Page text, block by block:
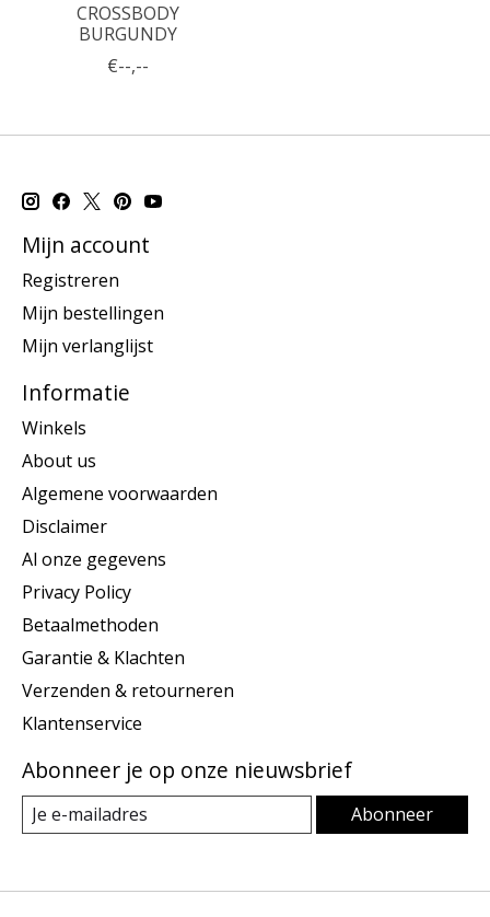
CROSSBODY
BURGUNDY
€--,--
Mijn account
Registreren
Mijn bestellingen
Mijn verlanglijst
Informatie
Winkels
About us
Algemene voorwaarden
Disclaimer
Al onze gegevens
Privacy Policy
Betaalmethoden
Garantie & Klachten
Verzenden & retourneren
Klantenservice
Abonneer je op onze nieuwsbrief
Abonneer